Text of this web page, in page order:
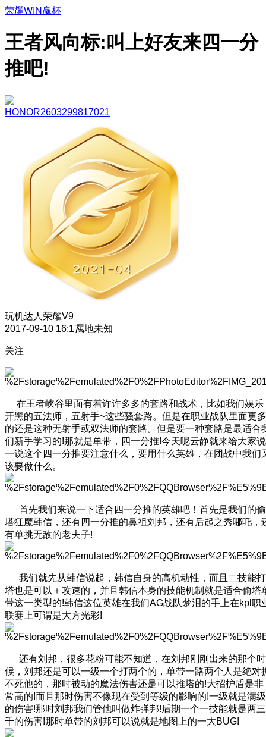
荣耀WIN赢杯
王者风向标:叫上好友来四一分
推吧!
HONOR2603299817021
玩机达人 荣耀V9
2017-09-10 16:17属地未知
关注
在王者峡谷里面有着许许多多的套路和战术，比如我们娱乐
开黑的五法师，五射手~这些骚套路。但是在职业战队里面更多
的还是这种无射手或双法师的套路。但是要一种套路是最适合
们新手学习的!那就是单带，四一分推!今天呢云静就来给大家说
一说这个四一分推要注意什么，要用什么英雄，在团战中我们
该要做什么。
首先我们来说一下适合四一分推的英雄吧！首先是我们的偷
塔狂魔韩信，还有四一分推的鼻祖刘邦，还有后起之秀哪吒，
有单挑无敌的老夫子!
我们就先从韩信说起，韩信自身的高机动性，而且二技能打
塔也是可以＋攻速的，并且韩信本身的技能机制就是适合偷塔
带这一类型的!韩信这位英雄在我们AG战队梦泪的手上在kpl职
联赛上可谓是大方光彩!
还有刘邦，很多花粉可能不知道，在刘邦刚刚出来的那个时
候，刘邦还是可以一级一个打两个的，单带一路两个人是绝对
不死他的，那时被动的魔法伤害还是可以推塔的!大招护盾是非
常高的!而且那时伤害不像现在受到等级的影响的!一级就是满级
的伤害!那时刘邦我们管他叫做炸弹邦!后期一个一技能就是两三
千的伤害!那时单带的刘邦可以说就是地图上的一大BUG!